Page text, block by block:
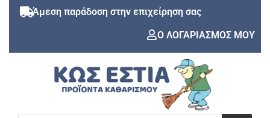
Άμεση παράδοση στην επιχείρηση σας
Ο ΛΟΓΑΡΙΑΣΜΟΣ ΜΟΥ